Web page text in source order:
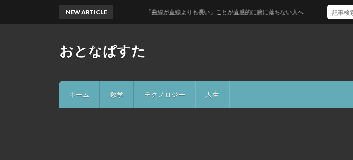
おとなぱすた
ホーム 数学 テクノロジー 人生
NEW ARTICLE 「曲線が直線よりも長い」ことが直感的に腑に落ちない人へ